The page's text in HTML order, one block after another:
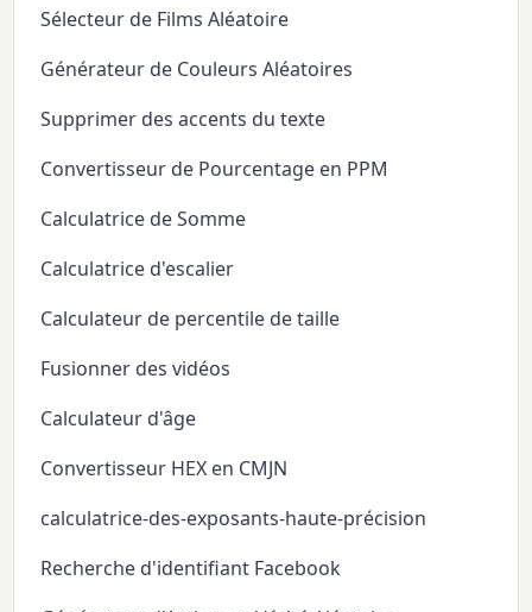
Sélecteur de Films Aléatoire
Générateur de Couleurs Aléatoires
Supprimer des accents du texte
Convertisseur de Pourcentage en PPM
Calculatrice de Somme
Calculatrice d'escalier
Calculateur de percentile de taille
Fusionner des vidéos
Calculateur d'âge
Convertisseur HEX en CMJN
calculatrice-des-exposants-haute-précision
Recherche d'identifiant Facebook